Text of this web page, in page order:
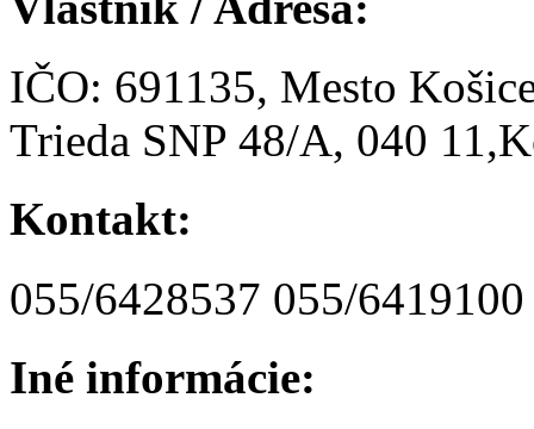
IČO: 691135, Mesto
Trieda SNP 48/A, 040
Kontakt:
055/6428537 055/6419100
Iné informácie: